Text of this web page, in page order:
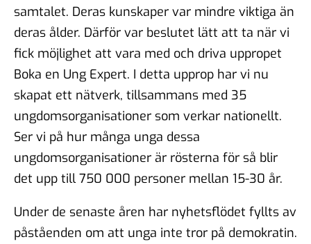
samtalet. Deras kunskaper var mindre viktiga än
deras ålder. Därför var beslutet lätt att ta när vi
fick möjlighet att vara med och driva uppropet
Boka en Ung Expert. I detta upprop har vi nu
skapat ett nätverk, tillsammans med 35
ungdomsorganisationer som verkar nationellt.
Ser vi på hur många unga dessa
ungdomsorganisationer är rösterna för så blir
det upp till 750 000 personer mellan 15-30 år.
Under de senaste åren har nyhetsflödet fyllts av
påståenden om att unga inte tror på demokratin.